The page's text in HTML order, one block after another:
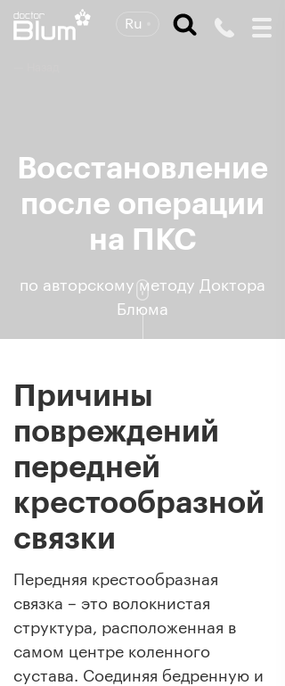
Ru
Восстановление
после операции
на ПКС
по авторскому методу Доктора
Блюма
Причины
повреждений
передней
крестообразной
связки
Передняя крестообразная
связка – это волокнистая
структура, расположенная в
самом центре коленного
сустава. Соединяя бедренную и